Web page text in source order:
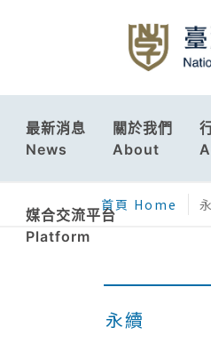
最新消息
News
關於我們
About
媒合交流平台
Platform
首頁 Home
永續